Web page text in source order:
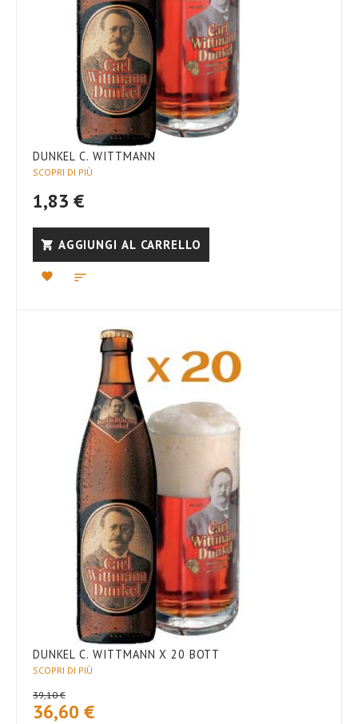
DUNKEL C. WITTMANN
SCOPRI DI PIÙ
1,83 €
AGGIUNGI AL CARRELLO
DUNKEL C. WITTMANN X 20 BOTT
SCOPRI DI PIÙ
36,60 €
39,10 €